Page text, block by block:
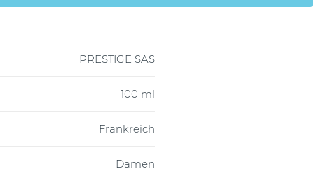
PRESTIGE SAS
100 ml
Frankreich
Damen